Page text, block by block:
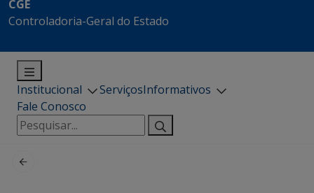
CGE
Controladoria-Geral do Estado
Institucional ServiçosInformativos
Fale Conosco
Pesquisar
por: